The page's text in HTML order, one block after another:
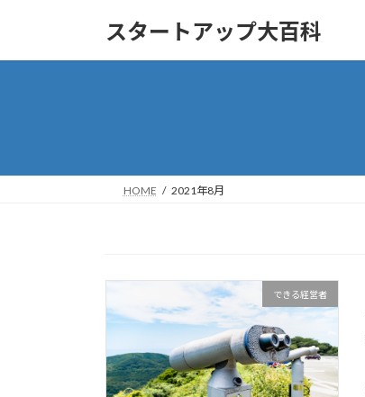
スタートアップ大百科
HOME 2021年8月
できる経営者